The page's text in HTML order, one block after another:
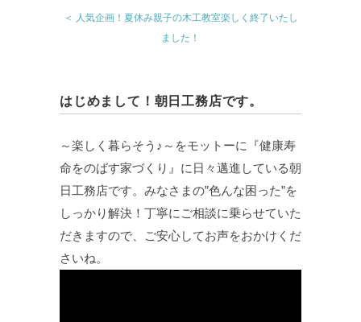
＜ 人気企画！夏休み親子の木工教室楽しく終了いたし
ました！
はじめまして！朝日工務店です。
～楽しく暮らそう♪～をモットーに『健康寿
命をのばす家づくり』に日々邁進している朝
日工務店です。みなさまの”色んな困った”を
しっかり解決！丁寧にご相談に乗らせていた
だきますので、ご安心してお声をおかけくだ
さいね。